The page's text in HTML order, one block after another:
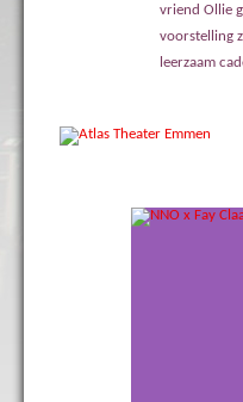
vriend Ollie
voorstelling
leerzaam